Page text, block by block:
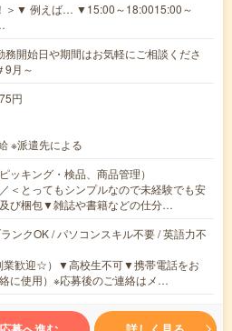
＞▼ 例えば… ▼15:00～18:0015:00～
開始日や期間はお気軽にご相談くださ
月～
円
※派遣先による
ッキング・検品、商品管理）
＜とってもシンプルなので未経験でも安
び梱包▼雑誌や書籍などの仕分…
ンクOK / パソコンスキル不要 / 英語力不
業歓迎☆）▼高校生不可▼携帯電話をお
に使用）※応募後のご連絡はメ…